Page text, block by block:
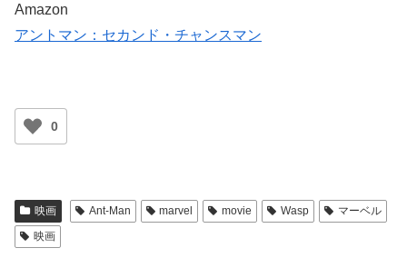
Amazon
アントマン：セカンド・チャンスマン
0
映画 Ant-Man marvel movie Wasp
マーベル
映画